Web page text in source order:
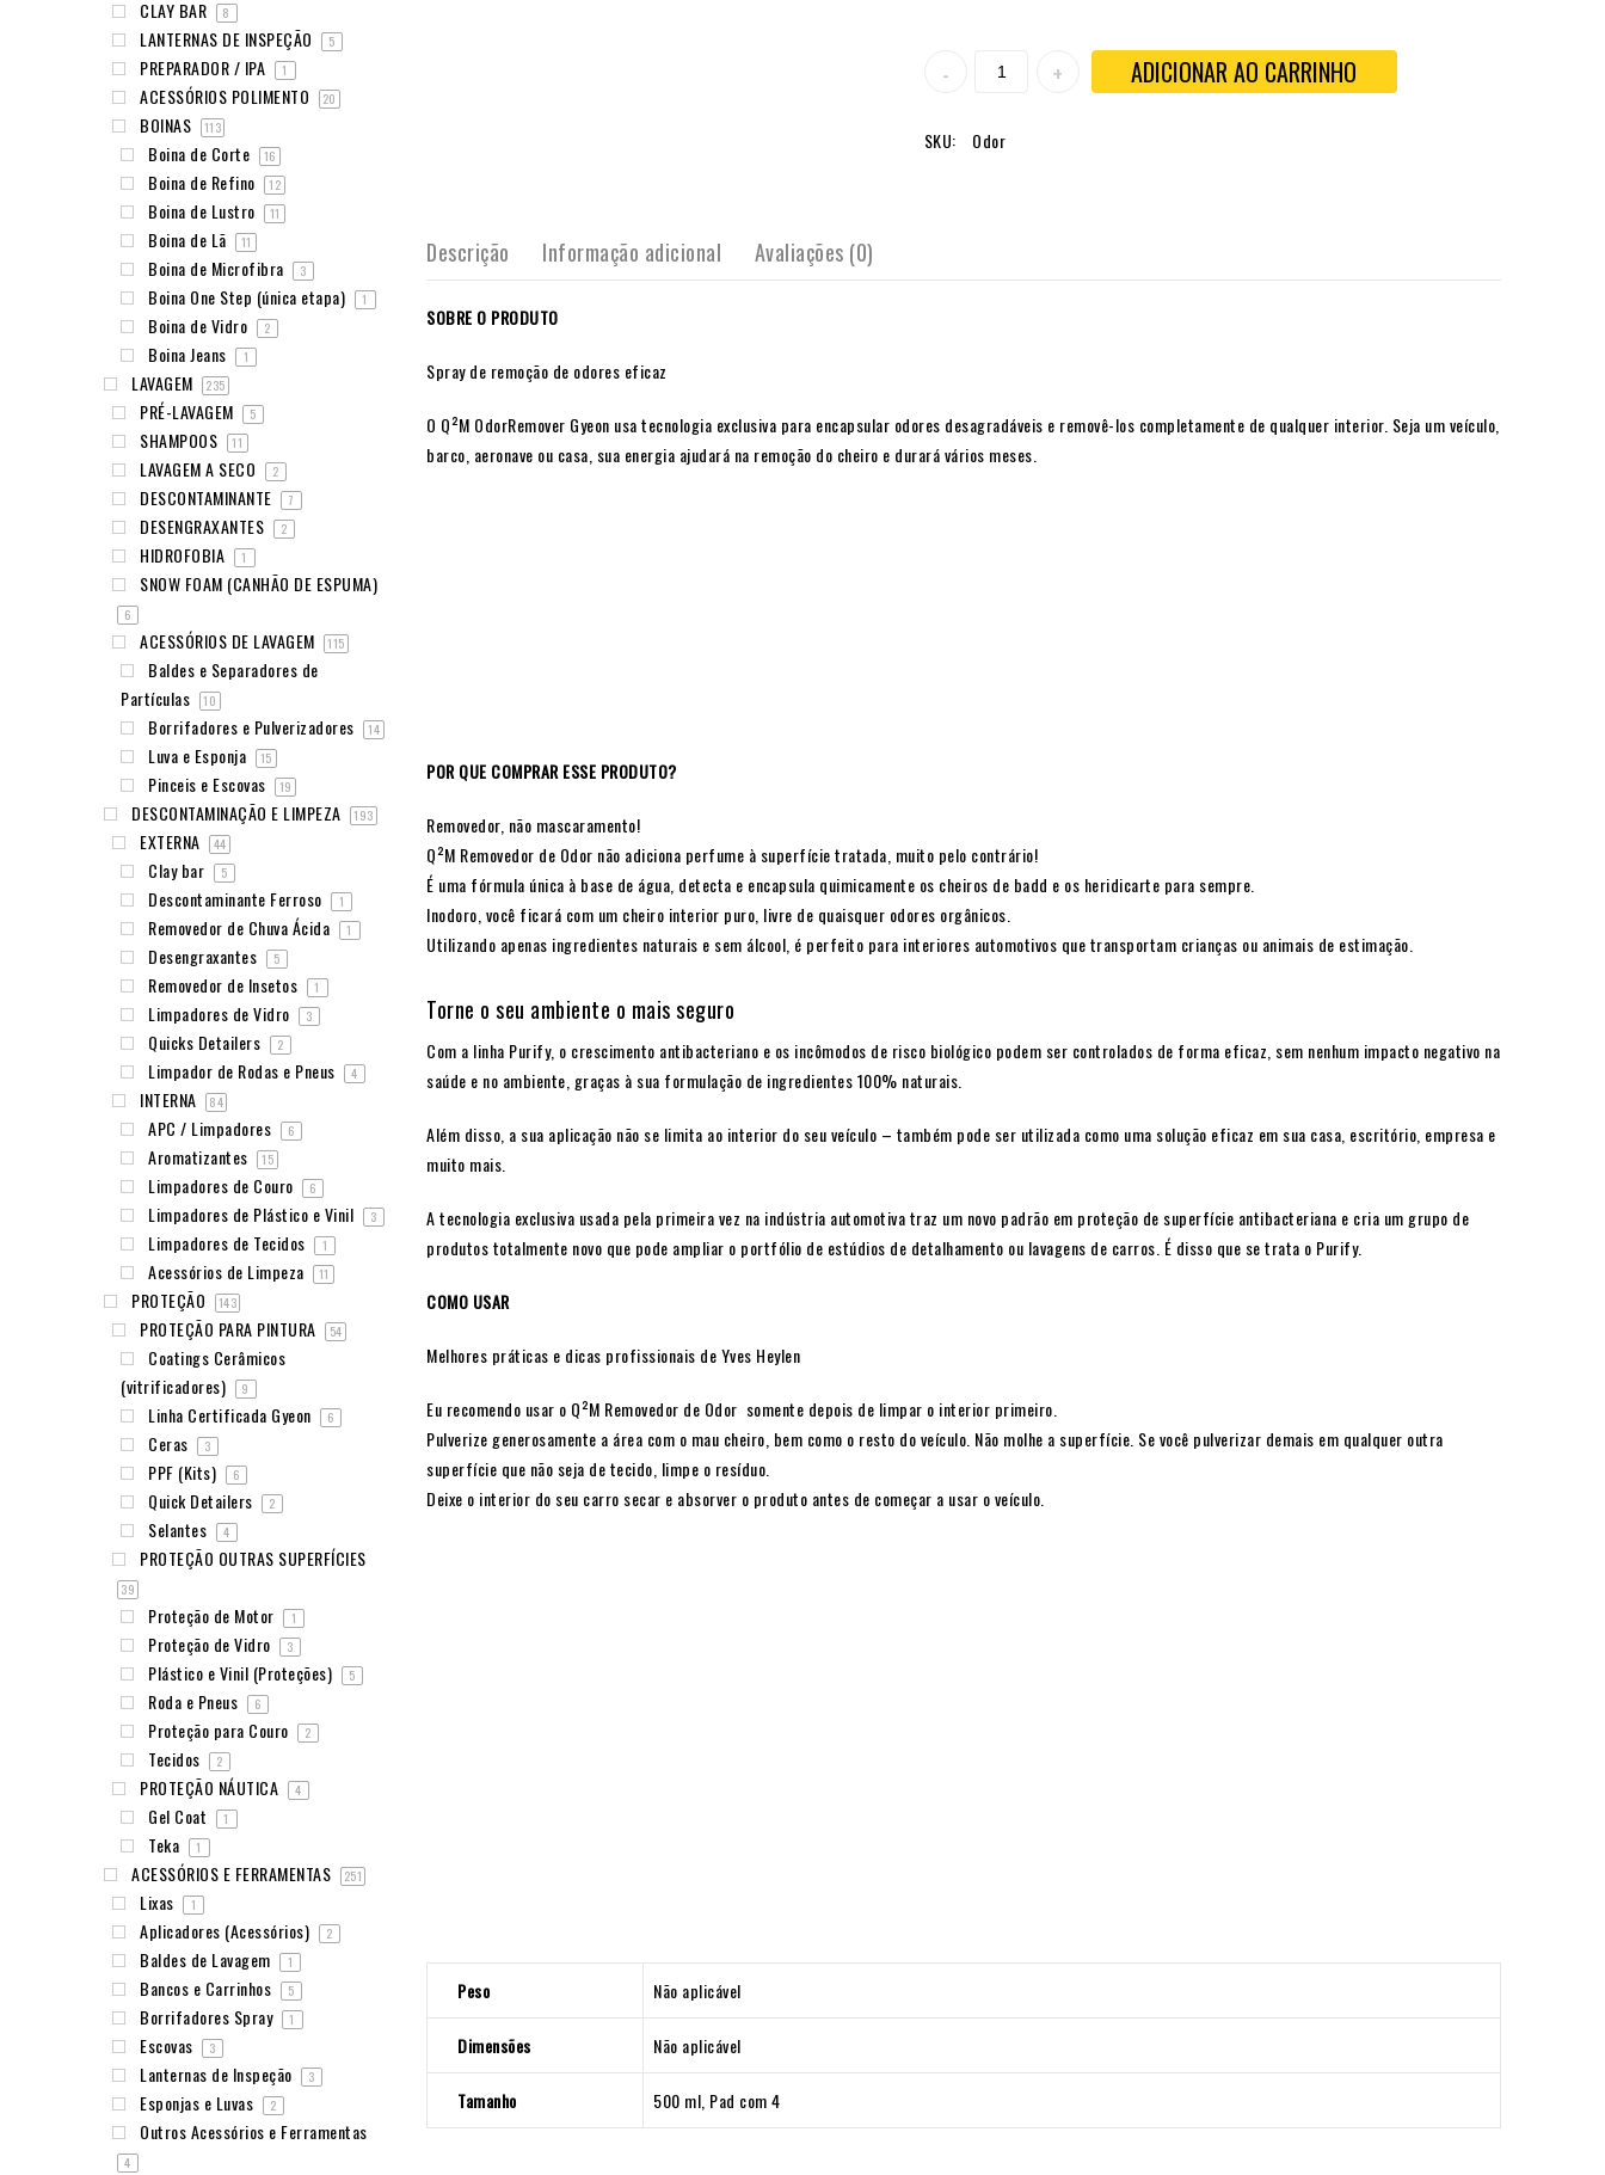
ADICIONAR AO CARRINHO
SKU: Odor
Descrição Informação adicional Avaliações (0)
SOBRE O PRODUTO
Spray de remoção de odores eficaz
O Q²M OdorRemover Gyeon usa tecnologia exclusiva para encapsular odores desagradáveis e removê-los completamente de qualquer interior. Seja um veículo,
barco, aeronave ou casa, sua energia ajudará na remoção do cheiro e durará vários meses.
POR QUE COMPRAR ESSE PRODUTO?
Removedor, não mascaramento!
Q²M Removedor de Odor não adiciona perfume à superfície tratada, muito pelo contrário!
É uma fórmula única à base de água, detecta e encapsula quimicamente os cheiros de badd e os heridicarte para sempre.
Inodoro, você ficará com um cheiro interior puro, livre de quaisquer odores orgânicos.
Utilizando apenas ingredientes naturais e sem álcool, é perfeito para interiores automotivos que transportam crianças ou animais de estimação.
Torne o seu ambiente o mais seguro
Com a linha Purify, o crescimento antibacteriano e os incômodos de risco biológico podem ser controlados de forma eficaz, sem nenhum impacto negativo na
saúde e no ambiente, graças à sua formulação de ingredientes 100% naturais.
Além disso, a sua aplicação não se limita ao interior do seu veículo – também pode ser utilizada como uma solução eficaz em sua casa, escritório, empresa e
muito mais.
A tecnologia exclusiva usada pela primeira vez na indústria automotiva traz um novo padrão em proteção de superfície antibacteriana e cria um grupo de
produtos totalmente novo que pode ampliar o portfólio de estúdios de detalhamento ou lavagens de carros. É disso que se trata o Purify.
COMO USAR
Melhores práticas e dicas profissionais de Yves Heylen
Eu recomendo usar o Q²M Removedor de Odor somente depois de limpar o interior primeiro.
Pulverize generosamente a área com o mau cheiro, bem como o resto do veículo. Não molhe a superfície. Se você pulverizar demais em qualquer outra
superfície que não seja de tecido, limpe o resíduo.
Deixe o interior do seu carro secar e absorver o produto antes de começar a usar o veículo.
Peso Não aplicável
Dimensões Não aplicável
Tamanho 500 ml, Pad com 4
CLAY BAR 8
LANTERNAS DE INSPEÇÃO 5
PREPARADOR / IPA 1
ACESSÓRIOS POLIMENTO 20
BOINAS 113
Boina de Corte 16
Boina de Refino 12
Boina de Lustro 11
Boina de Lã 11
Boina de Microfibra 3
Boina One Step (única etapa) 1
Boina de Vidro 2
Boina Jeans 1
LAVAGEM 235
PRÉ-LAVAGEM 5
SHAMPOOS 11
LAVAGEM A SECO 2
DESCONTAMINANTE 7
DESENGRAXANTES 2
HIDROFOBIA 1
SNOW FOAM (CANHÃO DE ESPUMA)
6
ACESSÓRIOS DE LAVAGEM 115
Baldes e Separadores de
Partículas
10
Borrifadores e Pulverizadores 14
Luva e Esponja 15
Pinceis e Escovas 19
DESCONTAMINAÇÃO E LIMPEZA 193
EXTERNA 44
Clay bar 5
Descontaminante Ferroso 1
Removedor de Chuva Ácida 1
Desengraxantes 5
Removedor de Insetos 1
Limpadores de Vidro 3
Quicks Detailers 2
Limpador de Rodas e Pneus 4
INTERNA 84
APC / Limpadores 6
Aromatizantes 15
Limpadores de Couro 6
Limpadores de Plástico e Vinil 3
Limpadores de Tecidos 1
Acessórios de Limpeza 11
PROTEÇÃO 143
PROTEÇÃO PARA PINTURA 54
Coatings Cerâmicos
(vitrificadores)
9
Linha Certificada Gyeon 6
Ceras 3
PPF (Kits) 6
Quick Detailers 2
Selantes 4
PROTEÇÃO OUTRAS SUPERFÍCIES
39
Proteção de Motor 1
Proteção de Vidro 3
Plástico e Vinil (Proteções) 5
Roda e Pneus 6
Proteção para Couro 2
Tecidos 2
PROTEÇÃO NÁUTICA 4
Gel Coat 1
Teka 1
ACESSÓRIOS E FERRAMENTAS 251
Lixas 1
Aplicadores (Acessórios) 2
Baldes de Lavagem 1
Bancos e Carrinhos 5
Borrifadores Spray 1
Escovas 3
Lanternas de Inspeção 3
Esponjas e Luvas 2
Outros Acessórios e Ferramentas
4